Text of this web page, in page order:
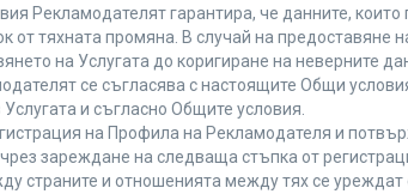
Рекламодателят гарантира, че данните,
от тяхната промяна. В случай на
на Услугата до коригиране на неверните
се съгласява с настоящите Общи
и съгласно Общите условия.
на Профила на Рекламодателя и
зареждане на следваща стъпка от
страните и отношенията между тях се уреждат